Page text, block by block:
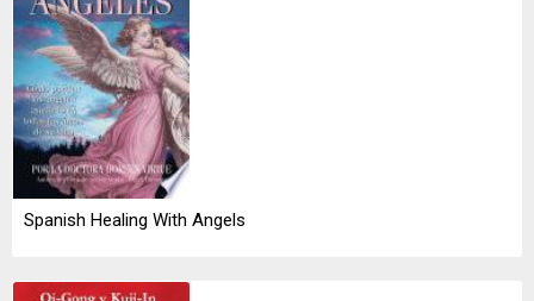
Spanish Healing With Angels